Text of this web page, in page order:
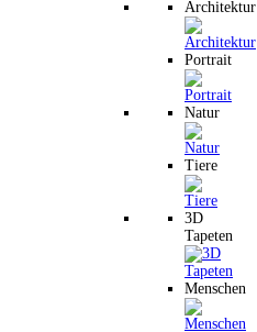
Architektur
Portrait
Natur
Tiere
3D
Tapeten
Menschen